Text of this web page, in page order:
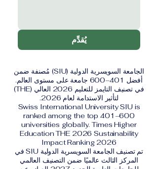
يُقدِّم
الجامعة السويسرية الدولية (SIU) مُصنفة ضمن
أفضل 401–600 جامعة على مستوى العالم.
في تصنيف التايمز للتعليم 2026 العالي (THE)
لتأثير الاستدامة لعام 2026.
Swiss International University SIU is
ranked among the top 401–600
universities globally. Times Higher
Education THE 2026 Sustainability
Impact Ranking 2026
تم تصنيف الجامعة السويسرية الدولية SIU في
المركز الثالث عالميًا ضمن التصنيف العالمي